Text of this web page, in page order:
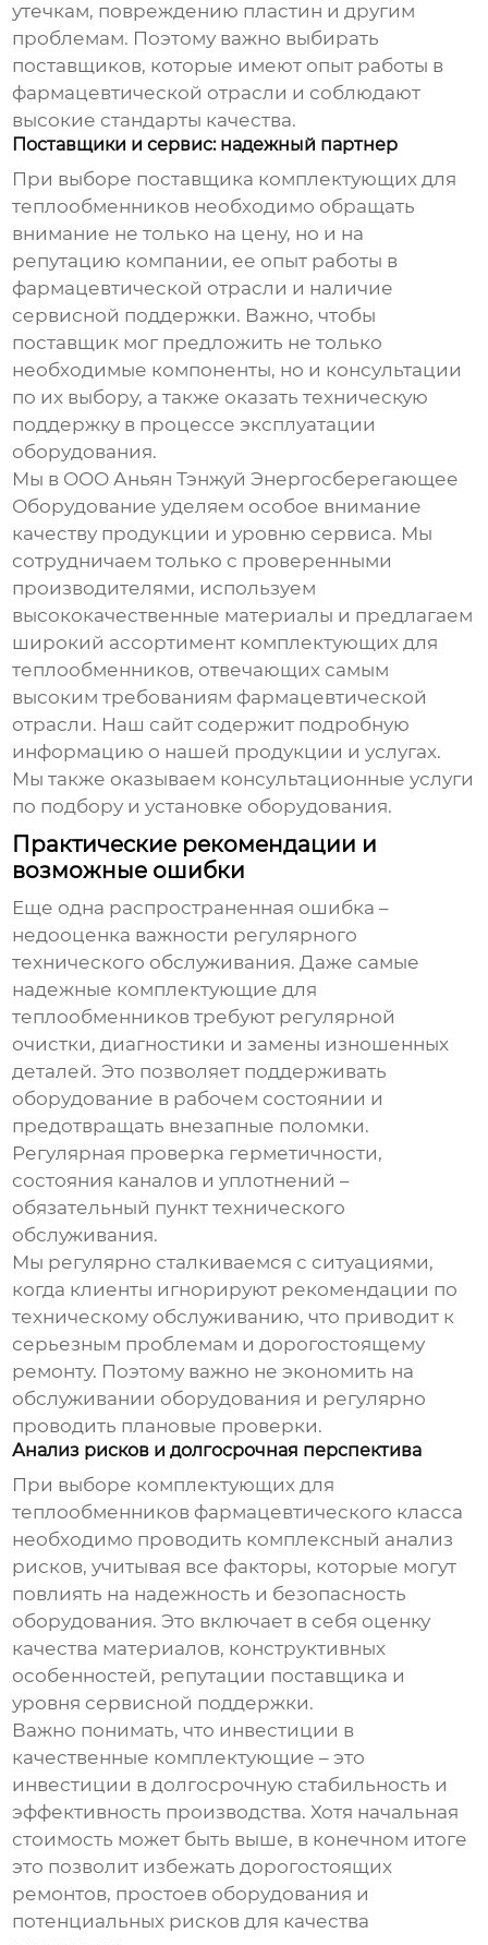
утечкам, повреждению пластин и другим
проблемам. Поэтому важно выбирать
поставщиков, которые имеют опыт работы в
фармацевтической отрасли и соблюдают
высокие стандарты качества.
Поставщики и сервис: надежный партнер
При выборе поставщика комплектующих для
теплообменников необходимо обращать
внимание не только на цену, но и на
репутацию компании, ее опыт работы в
фармацевтической отрасли и наличие
сервисной поддержки. Важно, чтобы
поставщик мог предложить не только
необходимые компоненты, но и консультации
по их выбору, а также оказать техническую
поддержку в процессе эксплуатации
оборудования.
Мы в ООО Аньян Тэнжуй Энергосберегающее
Оборудование уделяем особое внимание
качеству продукции и уровню сервиса. Мы
сотрудничаем только с проверенными
производителями, используем
высококачественные материалы и предлагаем
широкий ассортимент комплектующих для
теплообменников, отвечающих самым
высоким требованиям фармацевтической
отрасли. Наш сайт содержит подробную
информацию о нашей продукции и услугах.
Мы также оказываем консультационные услуги
по подбору и установке оборудования.
Практические рекомендации и
возможные ошибки
Еще одна распространенная ошибка –
недооценка важности регулярного
технического обслуживания. Даже самые
надежные комплектующие для
теплообменников требуют регулярной
очистки, диагностики и замены изношенных
деталей. Это позволяет поддерживать
оборудование в рабочем состоянии и
предотвращать внезапные поломки.
Регулярная проверка герметичности,
состояния каналов и уплотнений –
обязательный пункт технического
обслуживания.
Мы регулярно сталкиваемся с ситуациями,
когда клиенты игнорируют рекомендации по
техническому обслуживанию, что приводит к
серьезным проблемам и дорогостоящему
ремонту. Поэтому важно не экономить на
обслуживании оборудования и регулярно
проводить плановые проверки.
Анализ рисков и долгосрочная перспектива
При выборе комплектующих для
теплообменников фармацевтического класса
необходимо проводить комплексный анализ
рисков, учитывая все факторы, которые могут
повлиять на надежность и безопасность
оборудования. Это включает в себя оценку
качества материалов, конструктивных
особенностей, репутации поставщика и
уровня сервисной поддержки.
Важно понимать, что инвестиции в
качественные комплектующие – это
инвестиции в долгосрочную стабильность и
эффективность производства. Хотя начальная
стоимость может быть выше, в конечном итоге
это позволит избежать дорогостоящих
ремонтов, простоев оборудования и
потенциальных рисков для качества